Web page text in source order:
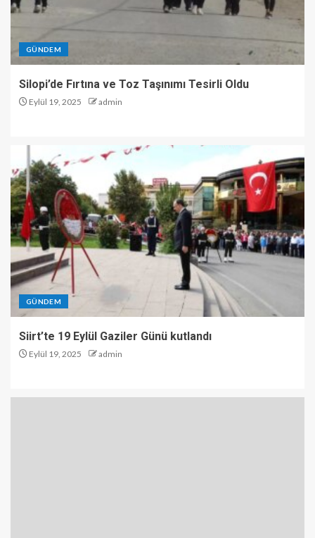
GÜNDEM
Silopi’de Fırtına ve Toz Taşınımı Tesirli Oldu
Eylül 19, 2025 admin
GÜNDEM
Siirt’te 19 Eylül Gaziler Günü kutlandı
Eylül 19, 2025 admin